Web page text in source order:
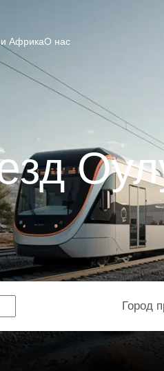
АфрикаО нас
Город